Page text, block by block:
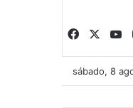
Facebook
sábado, 8